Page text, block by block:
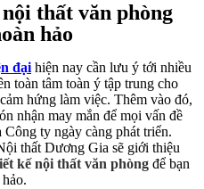
thất văn phòng
hảo
đạihiện nay cần lưu ý tới nhiều
toàn tâm toàn ý tập trung cho
hứng làm việc. Thêm vào đó,
nhận may mắn để mọi vấn đề
ty ngày càng phát triển.
thất Dương Gia sẽ giới thiệu
kế nội thất văn phòng để bạn